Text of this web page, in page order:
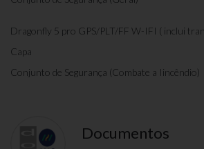
Dragonfly 5 pro GPS/PLT/FF W-IFI ( inclui
Capa
Conjunto de Segurança (Combate a Iincêndio)
Documentos